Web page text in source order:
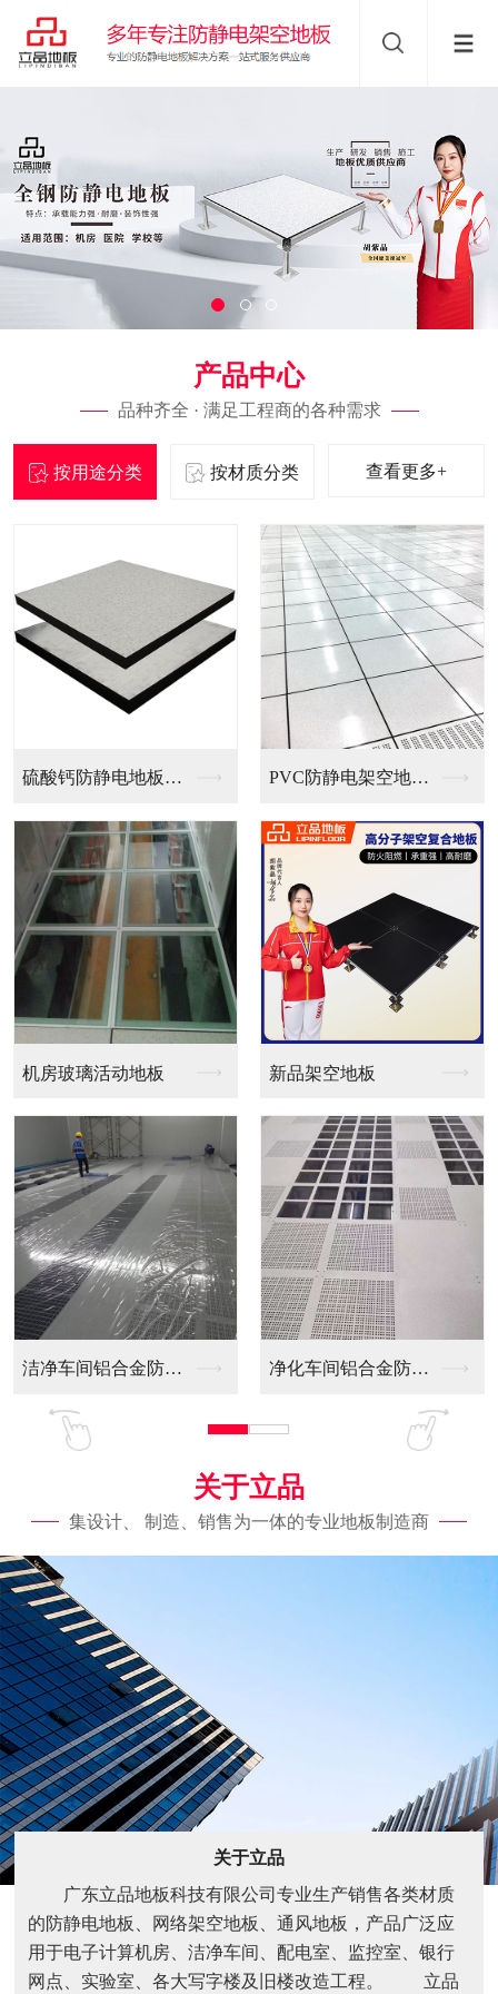
产品中心
品种齐全 · 满足工程商的各种需求
按用途分类 按材质分类 查看更多+
硫酸钙防静电地板（国... PVC防静电架空地板...
地板 新品架空地板
洁净车间铝合金防静电... 净化车间铝合金防静电...
全钢无边防静
全铝防静电地
关于立品
集设计、 制造、销售为一体的专业地板制造商
关于立品
广东立品地板科技有限公司专业生产销售各类材质
的防静电地板、网络架空地板、通风地板，产品广泛应
用于电子计算机房、洁净车间、配电室、监控室、银行
网点、实验室、各大写字楼及旧楼改造工程。 立品